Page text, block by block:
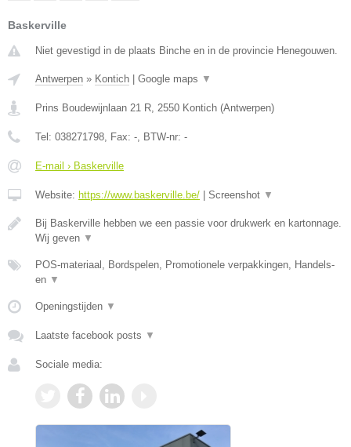
Baskerville
Niet gevestigd in de plaats Binche en in de provincie Henegouwen.
Antwerpen » Kontich Google maps ▼
Prins Boudewijnlaan 21 R, 2550 Kontich (Antwerpen)
Tel: 038271798, Fax: -, BTW-nr: -
E-mail › Baskerville
Website: https://www.baskerville.be/ Screenshot ▼
Bij Baskerville hebben we een passie voor drukwerk en kartonnage.
Wij geven ▼
POS-materiaal, Bordspelen, Promotionele verpakkingen, Handels-
en ▼
Openingstijden ▼
Laatste facebook posts ▼
Sociale media: